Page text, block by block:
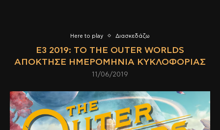
Here to play Διασκεδάζω
E3 2019: ΤΟ THE OUTER WORLDS
ΑΠΌΚΤΗΣΕ ΗΜΕΡΟΜΗΝΊΑ ΚΥΚΛΟΦΟΡΊΑΣ
11/06/2019